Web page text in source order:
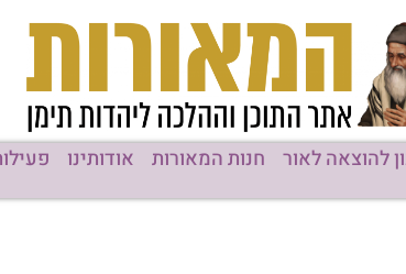
חנות המאורות אודותינו פעילות המוסדות